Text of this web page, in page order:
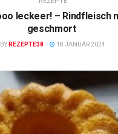
leckeer! – Rindfleisch
geschmort
BY REZEPTE38 18 JANUAR 2024